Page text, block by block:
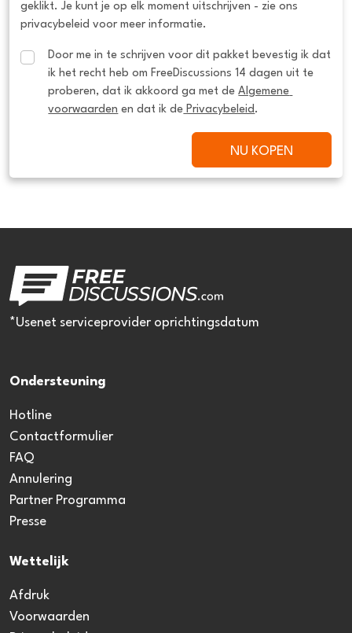
geklikt. Je kunt je op elk moment uitschrijven - zie ons
privacybeleid voor meer informatie.
Door me in te schrijven voor dit pakket bevestig ik dat
ik het recht heb om FreeDiscussions 14 dagen uit te
proberen, dat ik akkoord ga met de Algemene
voorwaarden en dat ik de Privacybeleid .
NU KOPEN
*Usenet serviceprovider oprichtingsdatum
Ondersteuning
Hotline
Contactformulier
FAQ
Annulering
Partner Programma
Presse
Wettelijk
Afdruk
Voorwaarden